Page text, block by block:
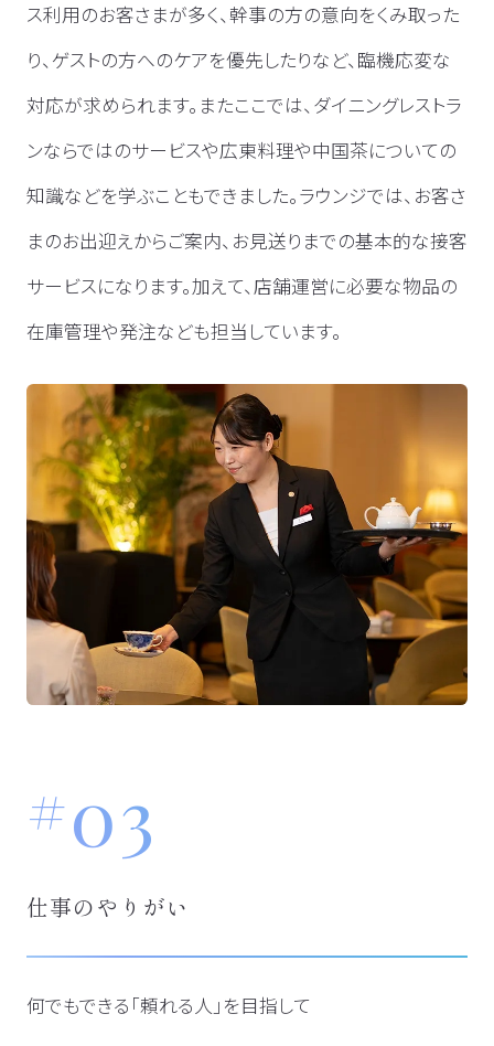
ス利用のお客さまが多く、幹事の方の意向をくみ取った
り、ゲストの方へのケアを優先したりなど、臨機応変な
対応が求められます。またここでは、ダイニングレストラ
ンならではのサービスや広東料理や中国茶についての
知識などを学ぶこともできました。ラウンジでは、お客さ
まのお出迎えからご案内、お見送りまでの基本的な接客
サービスになります。加えて、店舗運営に必要な物品の
在庫管理や発注なども担当しています。
03
仕事のやりがい
何でもできる「頼れる人」を目指して